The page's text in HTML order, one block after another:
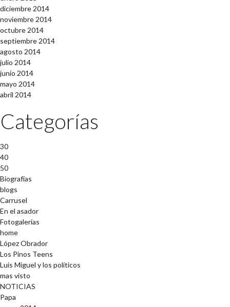
diciembre 2014
noviembre 2014
octubre 2014
septiembre 2014
agosto 2014
julio 2014
junio 2014
mayo 2014
abril 2014
Categorías
30
40
50
Biografías
blogs
Carrusel
En el asador
Fotogalerías
home
López Obrador
Los Pinos Teens
Luis Miguel y los políticos
mas visto
NOTICIAS
Papa